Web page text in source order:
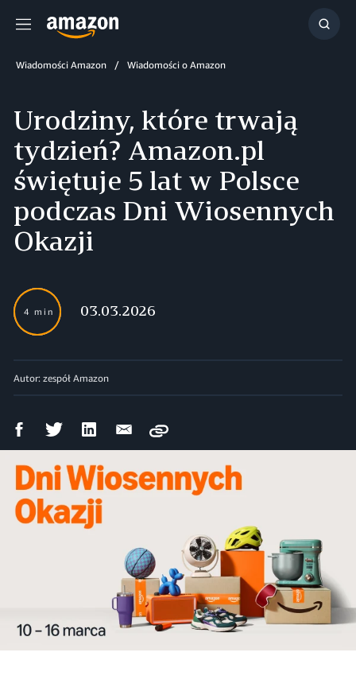
Menu
Wiadomości Amazon Wiadomości o Amazon
Urodziny, które trwają
tydzień? Amazon.pl
świętuje 5 lat w Polsce
podczas Dni Wiosennych
Okazji
4 min 03.03.2026
Autor: zespół Amazon
UdostępnijUdostępnijUdostępnij
Wyślij
Copy